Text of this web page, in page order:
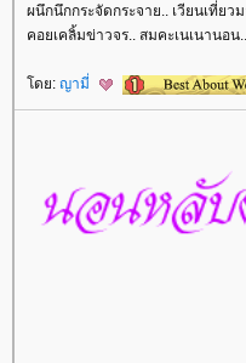
ผนึกนึกกระจัดกระจาย.. เวียนเที่ย
คอยเคลิ้มข่าวจร.. สมคะเนเนานอ
ดย: ญามี่